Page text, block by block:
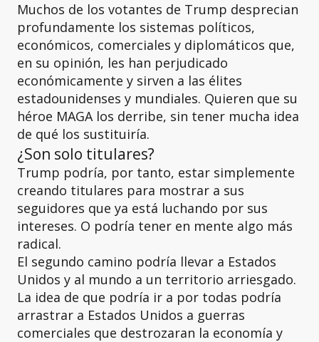
Muchos de los votantes de Trump desprecian
profundamente los sistemas políticos,
económicos, comerciales y diplomáticos que,
en su opinión, les han perjudicado
económicamente y sirven a las élites
estadounidenses y mundiales. Quieren que su
héroe MAGA los derribe, sin tener mucha idea
de qué los sustituiría.
¿Son solo titulares?
Trump podría, por tanto, estar simplemente
creando titulares para mostrar a sus
seguidores que ya está luchando por sus
intereses. O podría tener en mente algo más
radical.
El segundo camino podría llevar a Estados
Unidos y al mundo a un territorio arriesgado.
La idea de que podría ir a por todas podría
arrastrar a Estados Unidos a guerras
comerciales que destrozaran la economía y